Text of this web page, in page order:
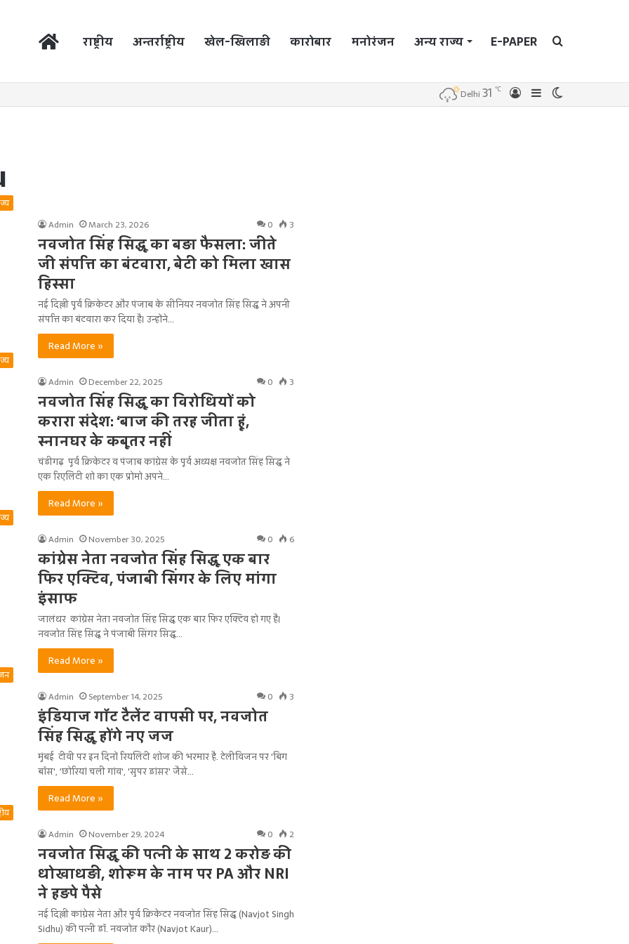
राष्ट्रीय अन्तर्राष्ट्रीय खेल-खिलाड़ी कारोबार मनोरंजन अन्य राज्य E-PAPER Search
Sidebar
Log
Delhi 31 ℃
Admin
March 23, 2026 0 3
नवजोत सिंह सिद्धू का बड़ा फैसला: जीते
जी संपत्ति का बंटवारा, बेटी को मिला खास
हिस्सा
नई दिल्ली पूर्व क्रिकेटर और पंजाब के सीनियर नवजोत सिंह सिद्धू ने अपनी
संपत्ति का बंटवारा कर दिया है। उन्होंने…
Read More »
Admin
December 22, 2025 0 3
नवजोत सिंह सिद्धू का विरोधियों को
करारा संदेश: ‘बाज की तरह जीता हूं,
स्नानघर के कबूतर नहीं
चंडीगढ़ पूर्व क्रिकेटर व पंजाब कांग्रेस के पूर्व अध्यक्ष नवजोत सिंह सिद्धू ने
एक रिएलिटी शो का एक प्रोमो अपने…
Read More »
Admin
November 30, 2025 0 6
कांग्रेस नेता नवजोत सिंह सिद्धू एक बार
फिर एक्टिव, पंजाबी सिंगर के लिए मांगा
इंसाफ
जालंधर कांग्रेस नेता नवजोत सिंह सिद्धू एक बार फिर एक्टिव हो गए हैं।
नवजोत सिंह सिद्धू ने पंजाबी सिंगर सिद्धू…
Read More »
Admin
September 14, 2025 0 3
इंडियाज गॉट टैलेंट वापसी पर, नवजोत
सिंह सिद्धू होंगे नए जज
मुंबई टीवी पर इन दिनों रियलिटी शोज की भरमार है. टेलीविजन पर 'बिग
बॉस', 'छोरियां चली गांव', 'सुपर डांसर' जैसे…
Read More »
Admin
November 29, 2024 0 2
नवजोत सिद्धू की पत्नी के साथ 2 करोड़ की
धोखाधड़ी, शोरूम के नाम पर PA और NRI
ने हड़पे पैसे
नई दिल्ली कांग्रेस नेता और पूर्व क्रिकेटर नवजोत सिंह सिद्धू (Navjot Singh
Sidhu) की पत्नी डॉ. नवजोत कौर (Navjot Kaur)…